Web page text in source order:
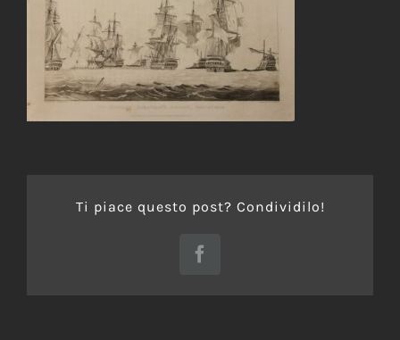
Ti piace questo post? Condividilo!
Facebook